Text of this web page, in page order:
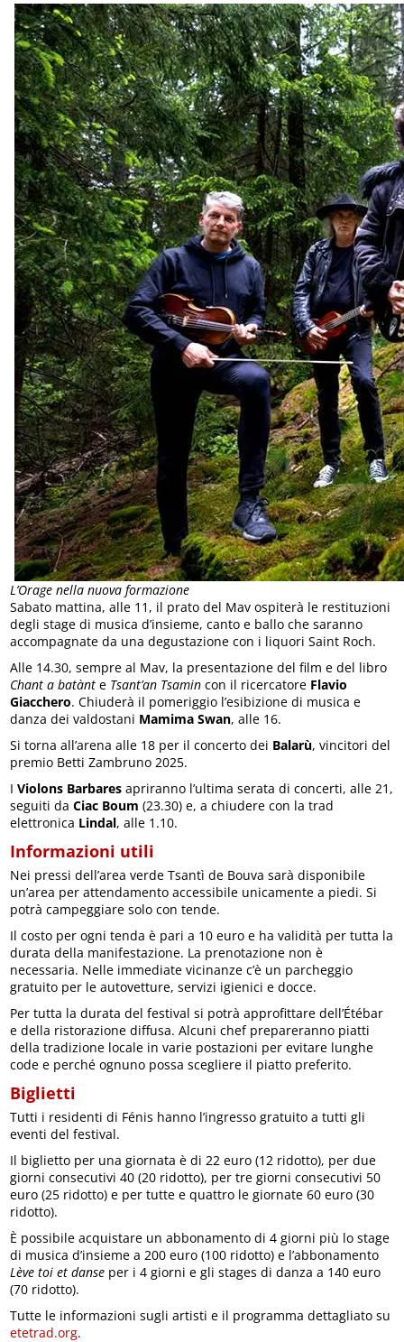
L’Orage nella nuova formazione
Sabato mattina, alle 11, il prato del Mav ospiterà le restituzioni
degli stage di musica d’insieme, canto e ballo che saranno
accompagnate da una degustazione con i liquori Saint Roch.
Alle 14.30, sempre al Mav, la presentazione del film e del libro
Chant a batànt e Tsant’an Tsamin con il ricercatore Flavio
Giacchero. Chiuderà il pomeriggio l’esibizione di musica e
danza dei valdostani Mamima Swan, alle 16.
Si torna all’arena alle 18 per il concerto dei Balarù, vincitori del
premio Betti Zambruno 2025.
IViolons Barbares apriranno l’ultima serata di concerti, alle 21,
seguiti da Ciac Boum (23.30) e, a chiudere con la trad
elettronica Lindal, alle 1.10.
Informazioni utili
Nei pressi dell’area verde Tsantì de Bouva sarà disponibile
un’area per attendamento accessibile unicamente a piedi. Si
potrà campeggiare solo con tende.
Il costo per ogni tenda è pari a 10 euro e ha validità per tutta la
durata della manifestazione. La prenotazione non è
necessaria. Nelle immediate vicinanze c’è un parcheggio
gratuito per le autovetture, servizi igienici e docce.
Per tutta la durata del festival si potrà approfittare dell’Étébar
e della ristorazione diffusa. Alcuni chef prepareranno piatti
della tradizione locale in varie postazioni per evitare lunghe
code e perché ognuno possa scegliere il piatto preferito.
Biglietti
Tutti i residenti di Fénis hanno l’ingresso gratuito a tutti gli
eventi del festival.
Il biglietto per una giornata è di 22 euro (12 ridotto), per due
giorni consecutivi 40 (20 ridotto), per tre giorni consecutivi 50
euro (25 ridotto) e per tutte e quattro le giornate 60 euro (30
ridotto).
È possibile acquistare un abbonamento di 4 giorni più lo stage
di musica d’insieme a 200 euro (100 ridotto) e l’abbonamento
Lève toi et danse per i 4 giorni e gli stages di danza a 140 euro
(70 ridotto).
Tutte le informazioni sugli artisti e il programma dettagliato su
etetrad.org.